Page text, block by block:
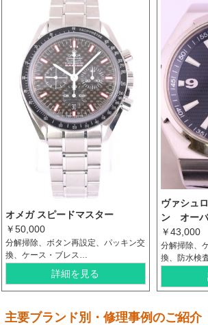
オメガ スピードマスター
￥50,000
分解掃除、ボタン再設定、パッキン交
換、ケース・ブレス…
詳細を見る
ヴァシュ
ン オー
￥43,000
分解掃除、
換、防水検
主要ブランド別・修理事例のご紹介